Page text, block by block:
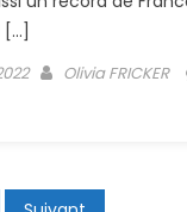
Author
Olivia FRICKER